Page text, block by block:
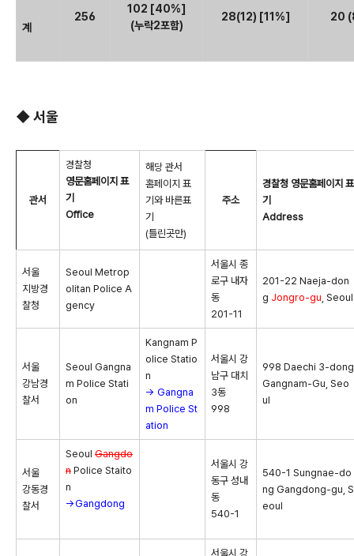
계
256
102 [40%]
(누락2포함)
28(12) [11%] 20
◆ 서울
관서
경찰청
영문홈페이지 표
기
Office
해당 관서
홈페이지 표
기와 바른표
기
(틀린곳만)
주소
경찰청 영문홈페이지 표
기
Address
서울
지방경
찰청
Seoul Metrop
olitan Police A
gency
서울시 종
로구 내자
동
201-11
201-22 Naeja-don
g Jongro-gu , Seoul
서울
강남경
찰서
Seoul Gangna
m Police Stati
on
Kangnam P
olice Statio
n
→ Gangna
m Police St
ation
서울시 강
남구 대치
3동
998
998 Daechi 3-dong
Gangnam-Gu, Seo
ul
서울
강동경
찰서
Seoul Gangdo
n Police Staito
n
→Gangdong
서울시 강
동구 성내
동
540-1
540-1 Sungnae-do
ng Gangdong-gu, S
eoul
서울시 강